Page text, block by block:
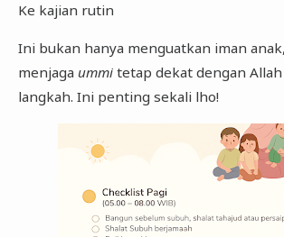
Ke kajian rutin
Ini bukan hanya menguatkan iman
menjaga ummitetap dekat dengan Allah
langkah. Ini penting sekali lho!